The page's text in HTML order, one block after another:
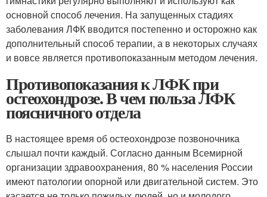
основной способ лечения. На запущенных стадиях
заболевания ЛФК вводится постепенно и осторожно как
дополнительный способ терапии, а в некоторых случаях
и вовсе является противопоказанным методом лечения.
Противопоказания к ЛФК при
остеохондрозе. В чем польза ЛФК
поясничного отдела
В настоящее время об остеохондрозе позвоночника
слышал почти каждый. Согласно данным Всемирной
организации здравоохранения, 80 % населения России
имеют патологии опорной или двигательной систем. Это